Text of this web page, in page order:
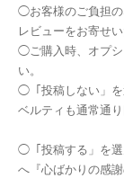
◯お客様のご負担の
レビューをお寄せ
◯ご購入時、オプシ
い。
◯「投稿しない」を
ベルティも通常通
◯「投稿する」を選
へ『心ばかりの感